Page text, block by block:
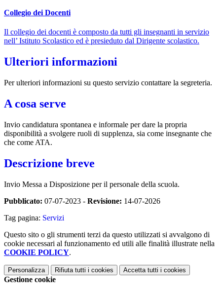
Collegio dei Docenti
Il collegio dei docenti è composto da tutti gli insegnanti in servizio
nell’ Istituto Scolastico ed è presieduto dal Dirigente scolastico.
Ulteriori informazioni
Per ulteriori informazioni su questo servizio contattare la segreteria.
A cosa serve
Invio candidatura spontanea e informale per dare la propria
disponibilità a svolgere ruoli di supplenza, sia come insegnante che
che come ATA.
Descrizione breve
Invio Messa a Disposizione per il personale della scuola.
Pubblicato: 07-07-2023 - Revisione: 14-07-2026
Tag pagina: Servizi
Questo sito o gli strumenti terzi da questo utilizzati si avvalgono di
cookie necessari al funzionamento ed utili alle finalità illustrate nella
COOKIE POLICY.
Personalizza Rifiuta tutti i cookies Accetta tutti i cookies
Gestione cookie